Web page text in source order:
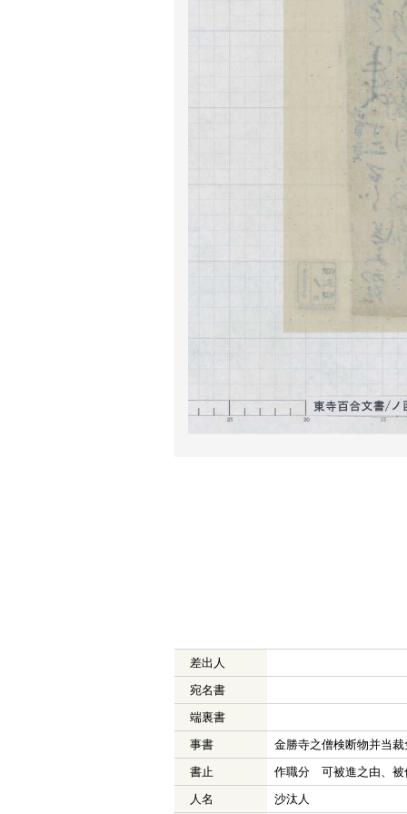
差出人
宛名書
端裏書
事書
金勝寺之僧検断物并当裁
書止
作職分 可被進之由、被
人名
沙汰人